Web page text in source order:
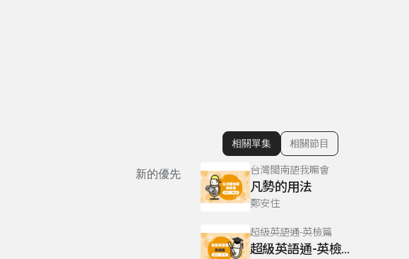
新的優先
顯示相關單集
相關單集 相關節目
台灣閩南語我嘛會
凡勢的用法
鄭安住
超級英語通-英檢篇
超級英語通-英檢篇 049 Reading閱讀-4